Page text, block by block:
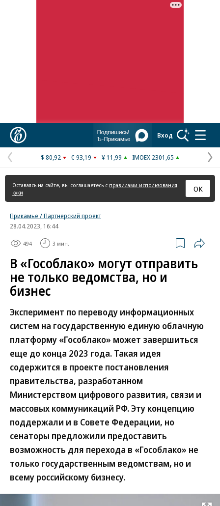
Вход
Предыдущая
страница
$ 80,92 € 93,19 ¥ 11,99 IMOEX 2301,65
Оставаясь на сайте, вы соглашаетесь с правилами использования
куки
ОК
Прикамье / Партнерский проект
28.04.2023, 16:44
494 3 мин.
В «Гособлако» могут отправить
не только ведомства, но и
бизнес
Эксперимент по переводу информационных
систем на государственную единую облачную
платформу «Гособлако» может завершиться
еще до конца 2023 года. Такая идея
содержится в проекте постановления
правительства, разработанном
Министерством цифрового развития, связи и
массовых коммуникаций РФ. Эту концепцию
поддержали и в Совете Федерации, но
сенаторы предложили предоставить
возможность для перехода в «Гособлако» не
только государственным ведомствам, но и
всему российскому бизнесу.